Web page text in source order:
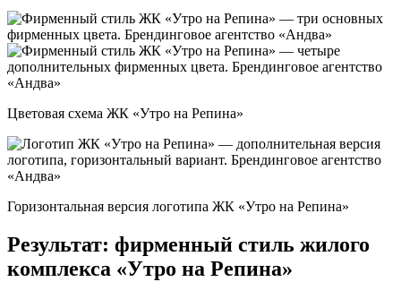
Цветовая схема ЖК «Утро на Репина»
Горизонтальная версия логотипа ЖК «Утро на Репина»
Результат: фирменный стиль жилого
комплекса «Утро на Репина»